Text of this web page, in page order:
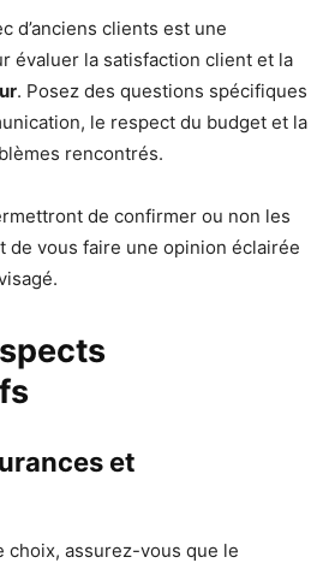
d’anciens clients est une
évaluer la satisfaction client et la
. Posez des questions spécifiques
le respect du budget et la
rencontrés.
de confirmer ou non les
de vous faire une opinion éclairée
et
choix, assurez-vous que le